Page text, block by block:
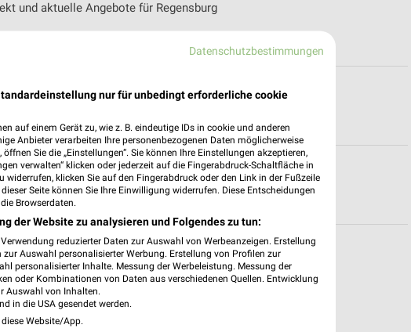
und aktuelle Angebote für Regensburg
für Regensburg
für Regensburg
Datenschutzbestimmungen
nur für unbedingt erforderliche cookie
auf einem Gerät zu, wie z. B. eindeutige IDs in cookie und anderen
Anbieter verarbeiten Ihre personenbezogenen Daten möglicherweise
Sie die „Einstellungen“. Sie können Ihre Einstellungen akzeptieren,
verwalten“ klicken oder jederzeit auf die Fingerabdruck-Schaltfläche in
klicken Sie auf den Fingerabdruck oder den Link in der Fußzeile
Seite können Sie Ihre Einwilligung widerrufen. Diese Entscheidungen
Browserdaten.
der Website zu analysieren und Folgendes zu tun:
reduzierter Daten zur Auswahl von Werbeanzeigen. Erstellung
Auswahl personalisierter Werbung. Erstellung von Profilen zur
personalisierter Inhalte. Messung der Werbeleistung. Messung der
oder Kombinationen von Daten aus verschiedenen Quellen. Entwicklung
Auswahl von Inhalten.
in die USA gesendet werden.
Website/App.